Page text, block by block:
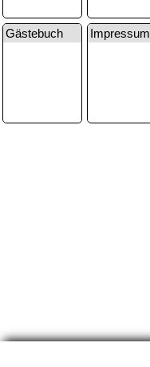
Gästebuch Impressum